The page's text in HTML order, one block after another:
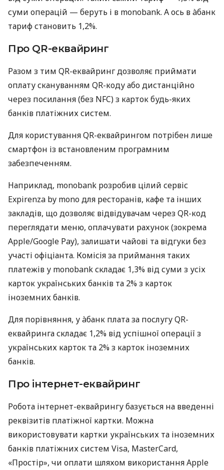
суми операцій — беруть і в monobank. А ось в àбанк
тариф становить 1,2%.
Про QR-еквайринг
Разом з тим QR-еквайринг дозволяє приймати
оплату скануванням QR-коду або дистанційно
через посилання (без NFC) з карток будь-яких
банків платіжних систем.
Для користування QR-еквайрингом потрібен лише
смартфон із встановленим програмним
забезпеченням.
Наприклад, monobank розробив цілий сервіс
Expirenza by mono для ресторанів, кафе та інших
закладів, що дозволяє відвідувачам через QR-код
переглядати меню, оплачувати рахунок (зокрема
Apple/Google Pay), залишати чайові та відгуки без
участі офіціанта. Комісія за приймання таких
платежів у monobank складає 1,3% від суми з усіх
карток українських банків та 2% з карток
іноземних банків.
Для порівняння, у àбанк плата за послугу QR-
еквайринга складає 1,2% від успішної операції з
українських карток та 2% з карток іноземних
банків.
Про інтернет-еквайринг
Робота інтернет-еквайрингу базується на введенні
реквізитів платіжної картки. Можна
використовувати картки українських та іноземних
банків платіжних систем Visa, MasterCard,
«Простір», чи оплати шляхом використання Apple